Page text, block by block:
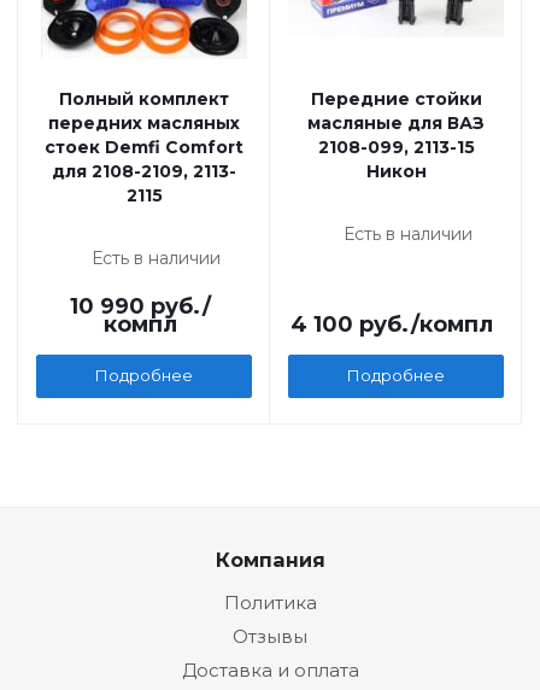
Полный комплект
передних масляных
стоек Demfi Comfort
для 2108-2109, 2113-
2115
Есть в наличии
10 990 руб./
компл
Подробнее
Передние стойки
масляные для ВАЗ
2108-099, 2113-15
Никон
Есть в наличии
4 100 руб./компл
Подробнее
Компания
Политика
Отзывы
Доставка и оплата